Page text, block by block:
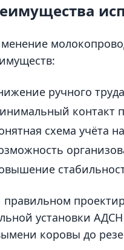
ручного
контакт
схема учёта
правильном
установки
коровы до